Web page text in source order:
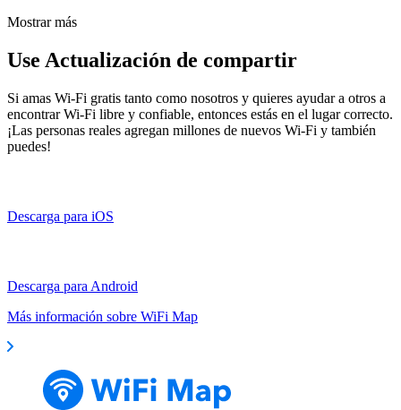
Mostrar más
Use Actualización de compartir
Si amas Wi-Fi gratis tanto como nosotros y quieres ayudar a otros a
encontrar Wi-Fi libre y confiable, entonces estás en el lugar correcto.
¡Las personas reales agregan millones de nuevos Wi-Fi y también
puedes!
Descarga para iOS
Descarga para Android
Más información sobre WiFi Map